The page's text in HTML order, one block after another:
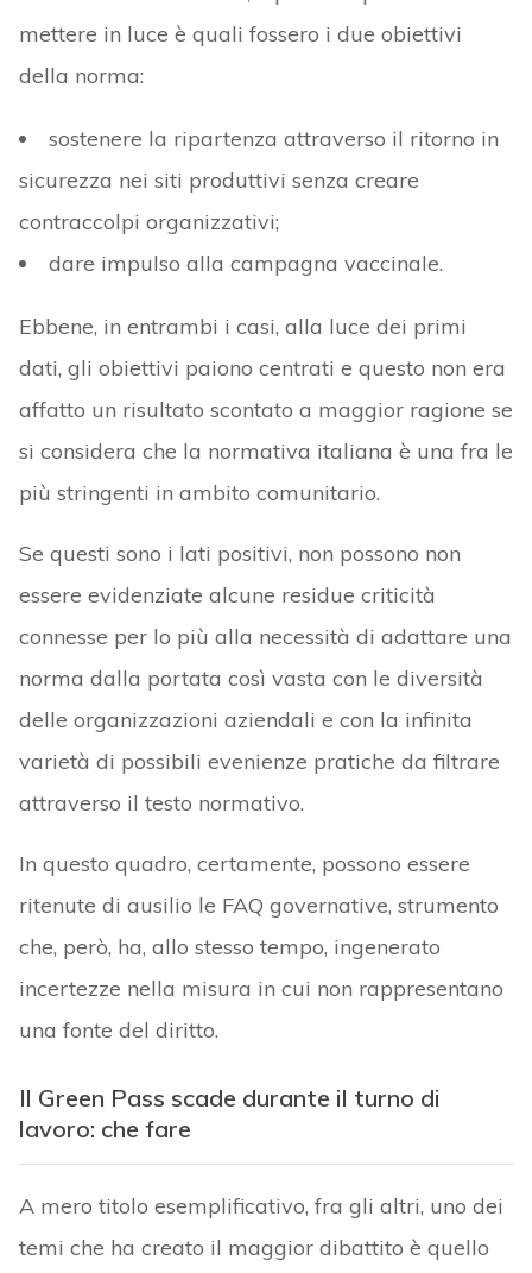
mettere in luce è quali fossero i due obiettivi
della norma:
sostenere la ripartenza attraverso il ritorno in
sicurezza nei siti produttivi senza creare
contraccolpi organizzativi;
dare impulso alla campagna vaccinale.
Ebbene, in entrambi i casi, alla luce dei primi
dati, gli obiettivi paiono centrati e questo non era
affatto un risultato scontato a maggior ragione se
si considera che la normativa italiana è una fra le
più stringenti in ambito comunitario.
Se questi sono i lati positivi, non possono non
essere evidenziate alcune residue criticità
connesse per lo più alla necessità di adattare una
norma dalla portata così vasta con le diversità
delle organizzazioni aziendali e con la infinita
varietà di possibili evenienze pratiche da filtrare
attraverso il testo normativo.
In questo quadro, certamente, possono essere
ritenute di ausilio le FAQ governative, strumento
che, però, ha, allo stesso tempo, ingenerato
incertezze nella misura in cui non rappresentano
una fonte del diritto.
Il Green Pass scade durante il turno di
lavoro: che fare
A mero titolo esemplificativo, fra gli altri, uno dei
temi che ha creato il maggior dibattito è quello